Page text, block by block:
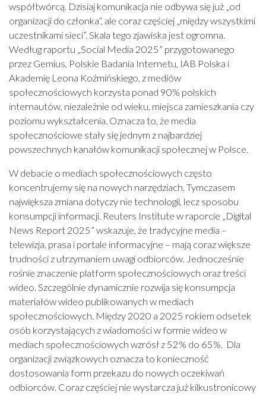
współtwórcą. Dzisiaj komunikacja nie odbywa się już „od
organizacji do członka”, ale coraz częściej „między wszystkimi
uczestnikami sieci”. Skala tego zjawiska jest ogromna.
Według raportu „Social Media 2025” przygotowanego
przez Gemius, Polskie Badania Internetu, IAB Polska i
Akademię Leona Koźmińskiego, z mediów
społecznościowych korzysta ponad 90% polskich
internautów, niezależnie od wieku, miejsca zamieszkania czy
poziomu wykształcenia. Oznacza to, że media
społecznościowe stały się jednym z najbardziej
powszechnych kanałów komunikacji społecznej w Polsce.
W debacie o mediach społecznościowych często
koncentrujemy się na nowych narzędziach. Tymczasem
największa zmiana dotyczy nie technologii, lecz sposobu
konsumpcji informacji. Reuters Institute w raporcie „Digital
News Report 2025” wskazuje, że tradycyjne media –
telewizja, prasa i portale informacyjne – mają coraz większe
trudności z utrzymaniem uwagi odbiorców. Jednocześnie
rośnie znaczenie platform społecznościowych oraz treści
wideo. Szczególnie dynamicznie rozwija się konsumpcja
materiałów wideo publikowanych w mediach
społecznościowych. Między 2020 a 2025 rokiem odsetek
osób korzystających z wiadomości w formie wideo w
mediach społecznościowych wzrósł z 52% do 65%. Dla
organizacji związkowych oznacza to konieczność
dostosowania form przekazu do nowych oczekiwań
odbiorców. Coraz częściej nie wystarcza już kilkustronicowy